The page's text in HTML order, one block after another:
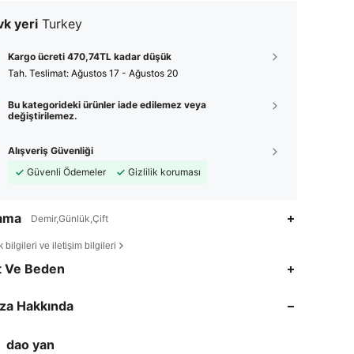
yeri Turkey
Kargo ücreti 470,74TL kadar düşük
Tah. Teslimat: Ağustos 17 - Ağustos 20
Bu kategorideki ürünler iade edilemez veya
değiştirilemez.
Alışveriş Güvenliği
Güvenli Ödemeler
Gizlilik koruması
Demir,Günlük,Çift
bilgileri ve iletişim bilgileri
Ve Beden
Hakkında
dao yan
4,76
4,76